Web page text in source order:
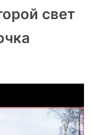
свет